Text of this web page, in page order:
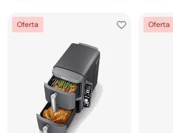
Oferta Oferta